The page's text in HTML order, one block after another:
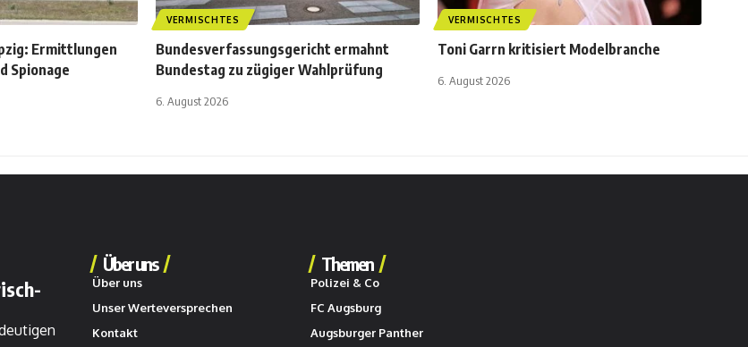
Ermittlungen
Spionage
VERMISCHTES
Bundesverfassungsgericht ermahnt
Bundestag zu zügiger Wahlprüfung
6. August 2026
VERMISCHTES
Toni Garrn kritisiert Modelbranche
6. August 2026
Über uns
Über uns
Unser Werteversprechen
Kontakt
Themen
Polizei & Co
FC Augsburg
Augsburger Panther